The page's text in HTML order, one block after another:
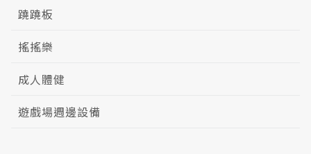
蹺蹺板
搖搖樂
成人體健
遊戲場週邊設備